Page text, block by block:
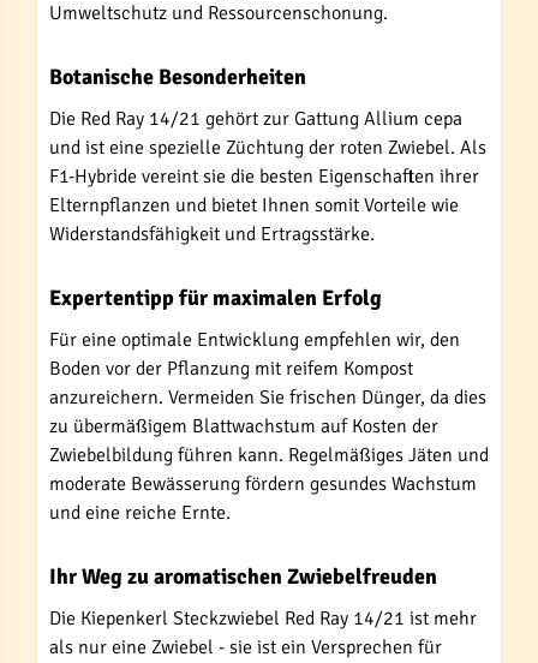
Umweltschutz und Ressourcenschonung.
Botanische Besonderheiten
Die Red Ray 14/21 gehört zur Gattung Allium cepa
und ist eine spezielle Züchtung der roten Zwiebel. Als
F1-Hybride vereint sie die besten Eigenschaften ihrer
Elternpflanzen und bietet Ihnen somit Vorteile wie
Widerstandsfähigkeit und Ertragsstärke.
Expertentipp für maximalen Erfolg
Für eine optimale Entwicklung empfehlen wir, den
Boden vor der Pflanzung mit reifem Kompost
anzureichern. Vermeiden Sie frischen Dünger, da dies
zu übermäßigem Blattwachstum auf Kosten der
Zwiebelbildung führen kann. Regelmäßiges Jäten und
moderate Bewässerung fördern gesundes Wachstum
und eine reiche Ernte.
Ihr Weg zu aromatischen Zwiebelfreuden
Die Kiepenkerl Steckzwiebel Red Ray 14/21 ist mehr
als nur eine Zwiebel - sie ist ein Versprechen für